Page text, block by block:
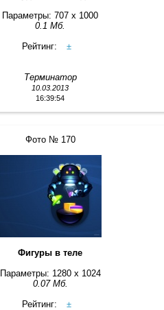
Параметры: 707 x 1000
0.1 Мб.
Рейтинг:
±
Терминатор
10.03.2013
16:39:54
Фото № 170
Фигуры в теле
Параметры: 1280 x 1024
0.07 Мб.
Рейтинг:
±